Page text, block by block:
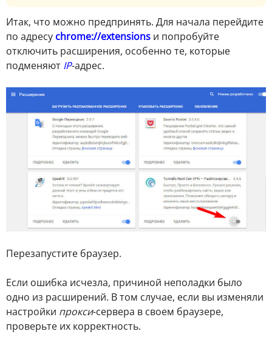
Итак, что можно предпринять. Для начала перейдите
по адресу chrome://extensions и попробуйте
отключить расширения, особенно те, которые
подменяют IP-адрес.
Перезапустите браузер.
Если ошибка исчезла, причиной неполадки было
одно из расширений. В том случае, если вы изменяли
настройки прокси-сервера в своем браузере,
проверьте их корректность.